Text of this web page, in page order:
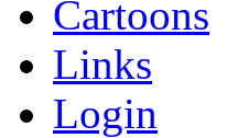
Cartoons
Links
Login